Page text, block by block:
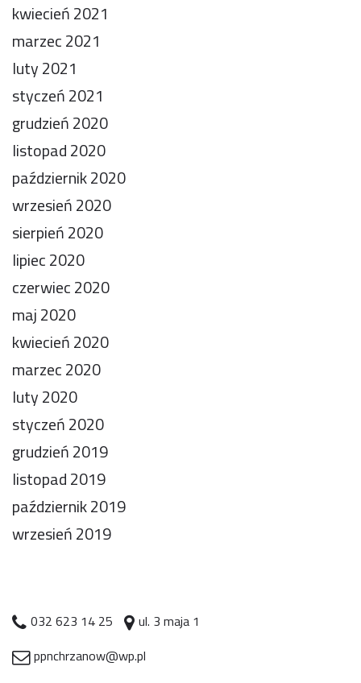
kwiecień 2021
marzec 2021
luty 2021
styczeń 2021
grudzień 2020
listopad 2020
październik 2020
wrzesień 2020
sierpień 2020
lipiec 2020
czerwiec 2020
maj 2020
kwiecień 2020
marzec 2020
luty 2020
styczeń 2020
grudzień 2019
listopad 2019
październik 2019
wrzesień 2019
032 623 14 25
ul. 3 maja 1
ppnchrzanow@wp.pl